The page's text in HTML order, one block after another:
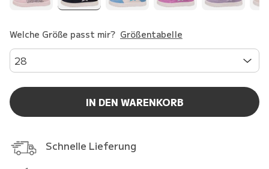
Welche Größe passt mir? Größentabelle
28
IN DEN WARENKORB
Schnelle Lieferung